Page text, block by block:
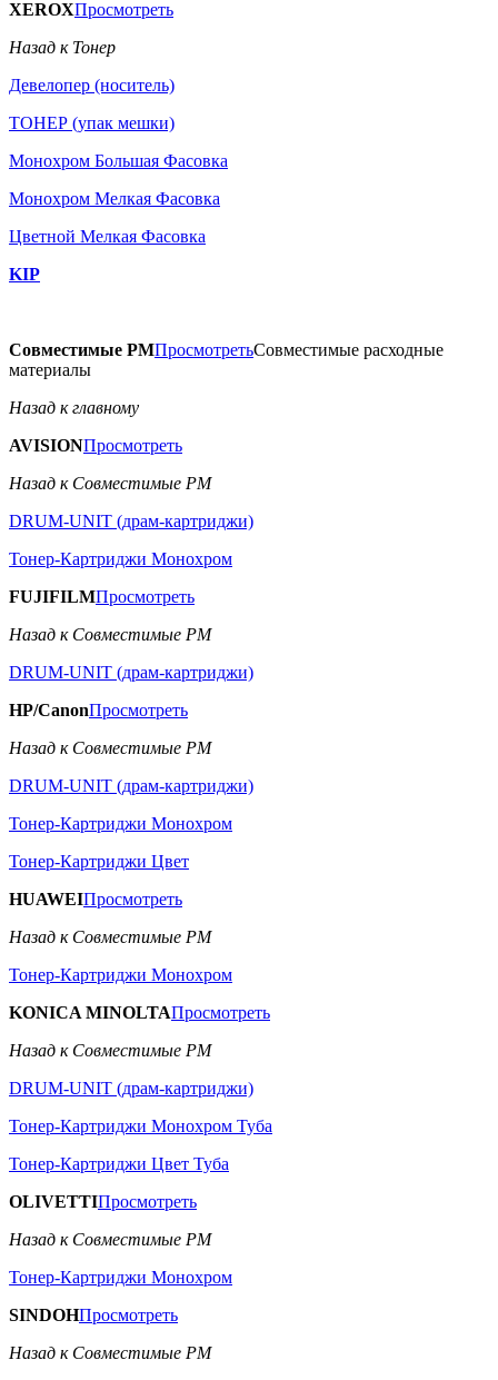
XEROXПросмотреть
Назад к Тонер
Девелопер (носитель)
ТОНЕР (упак мешки)
Монохром Большая Фасовка
Монохром Мелкая Фасовка
Цветной Мелкая Фасовка
KIP
Совместимые РМПросмотретьСовместимые расходные
материалы
Назад к главному
AVISIONПросмотреть
Назад к Совместимые РМ
DRUM-UNIT (драм-картриджи)
Тонер-Картриджи Монохром
FUJIFILMПросмотреть
Назад к Совместимые РМ
DRUM-UNIT (драм-картриджи)
HP/CanonПросмотреть
Назад к Совместимые РМ
DRUM-UNIT (драм-картриджи)
Тонер-Картриджи Монохром
Тонер-Картриджи Цвет
HUAWEIПросмотреть
Назад к Совместимые РМ
Тонер-Картриджи Монохром
KONICA MINOLTAПросмотреть
Назад к Совместимые РМ
DRUM-UNIT (драм-картриджи)
Тонер-Картриджи Монохром Туба
Тонер-Картриджи Цвет Туба
OLIVETTIПросмотреть
Назад к Совместимые РМ
Тонер-Картриджи Монохром
SINDOHПросмотреть
Назад к Совместимые РМ